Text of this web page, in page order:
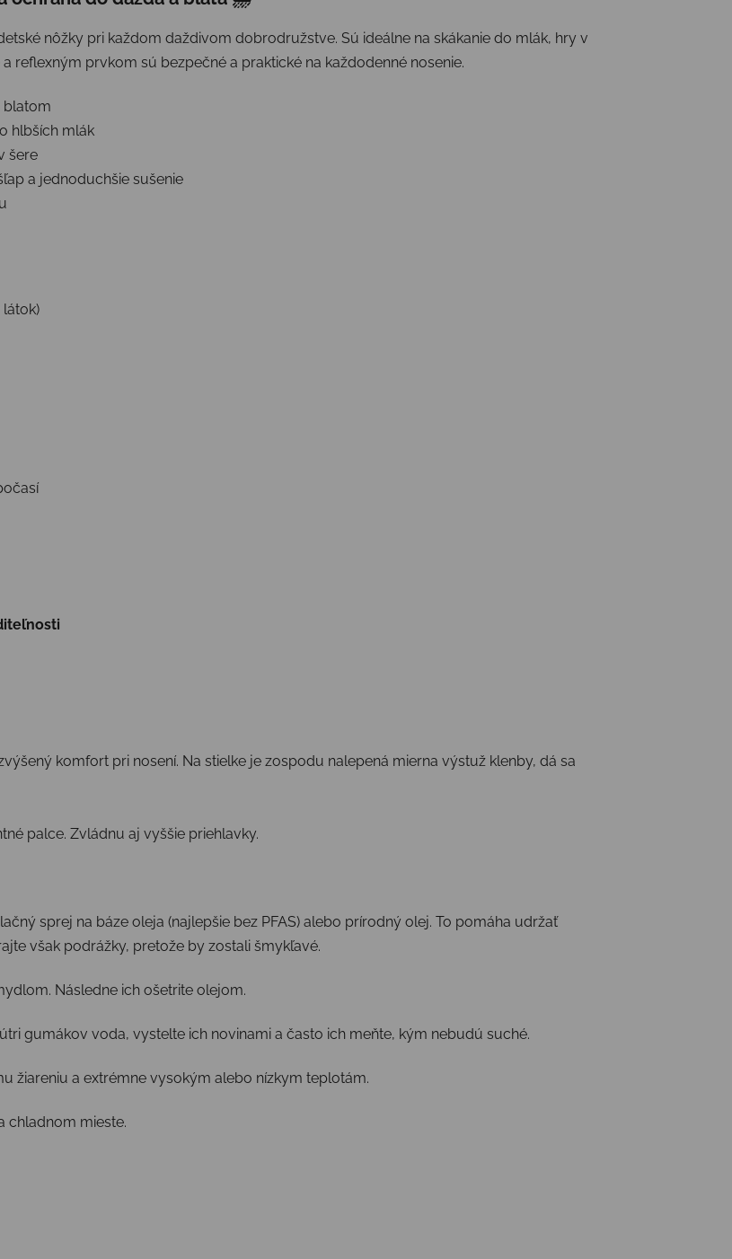
nôžky pri každom daždivom dobrodružstve. Sú ideálne na skákanie do mlák, hry v
reflexným prvkom sú bezpečné a praktické na každodenné nosenie.
blatom
hlbších mlák
šere
a jednoduchšie sušenie
komfort pri nosení. Na stielke je zospodu nalepená mierna výstuž klenby, dá sa
palce. Zvládnu aj vyššie priehlavky.
sprej na báze oleja (najlepšie bez PFAS) alebo prírodný olej. To pomáha udržať
však podrážky, pretože by zostali šmykľavé.
Následne ich ošetrite olejom.
gumákov voda, vystelte ich novinami a často ich meňte, kým nebudú suché.
žiareniu a extrémne vysokým alebo nízkym teplotám.
chladnom mieste.